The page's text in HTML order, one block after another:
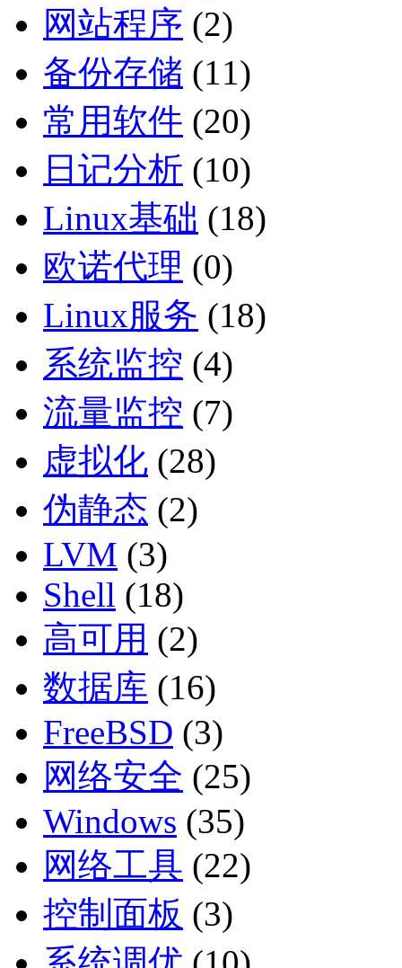
网站程序 (2)
备份存储 (11)
常用软件 (20)
日记分析 (10)
Linux基础 (18)
欧诺代理 (0)
Linux服务 (18)
系统监控 (4)
流量监控 (7)
虚拟化 (28)
伪静态 (2)
LVM (3)
Shell (18)
高可用 (2)
数据库 (16)
FreeBSD (3)
网络安全 (25)
Windows (35)
网络工具 (22)
控制面板 (3)